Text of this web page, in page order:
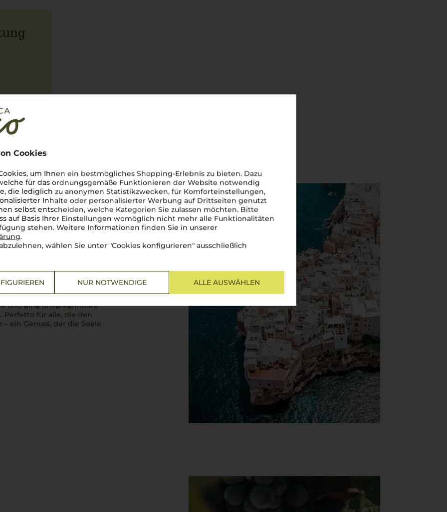
Cookies
um Ihnen ein bestmögliches Shopping-Erlebnis zu bieten. Dazu
für das ordnungsgemäße Funktionieren der Website notwendig
die lediglich zu anonymen Statistikzwecken, für Komforteinstellungen,
Inhalte oder personalisierter Werbung auf Drittseiten genutzt
selbst entscheiden, welche Kategorien Sie zulassen möchten. Bitte
auf Basis Ihrer Einstellungen womöglich nicht mehr alle Funktionalitäten
stehen. Weitere Informationen finden Sie in unserer
.
wählen Sie unter "Cookies konfigurieren" ausschließlich
NUR NOTWENDIGE ALLE AUSWÄHLEN
Note
Italiens, wo die
Olivenbäume. Hier, wo
Ausdruck findet, entstehen
Salento bis Castel del
wiePrimitivo
seiner kräftigen Struktur
Sommernächten und
und eine unverkennbare
Perfetto für alle, die den
ein Genuss, der die Seele